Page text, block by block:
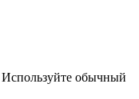
обычный